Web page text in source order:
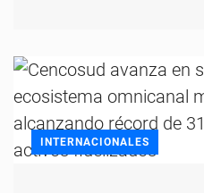
INTERNACIONALES